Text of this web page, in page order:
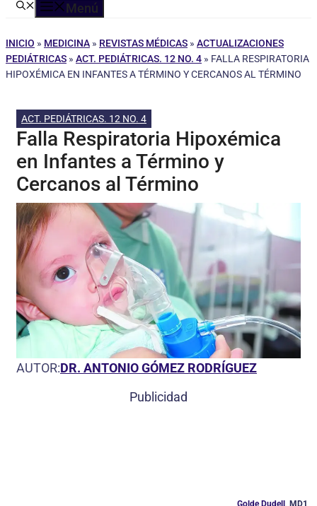
Menú
INICIO » MEDICINA » REVISTAS MÉDICAS » ACTUALIZACIONES
PEDIÁTRICAS » ACT. PEDIÁTRICAS. 12 NO. 4 » FALLA RESPIRATORIA
HIPOXÉMICA EN INFANTES A TÉRMINO Y CERCANOS AL TÉRMINO
ACT. PEDIÁTRICAS. 12 NO. 4
Falla Respiratoria Hipoxémica
en Infantes a Término y
Cercanos al Término
AUTOR:DR. ANTONIO GÓMEZ RODRÍGUEZ
Publicidad
Golde Dudell, MD1